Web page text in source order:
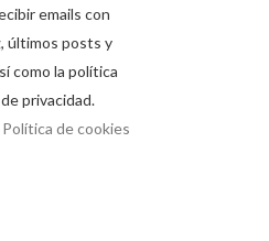
emails con
últimos posts y
como la política
privacidad.
Política de cookies